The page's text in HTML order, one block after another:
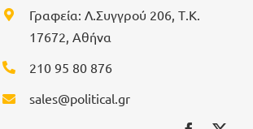
Γραφεία: Λ.Συγγρού 206, Τ.Κ.
17672, Αθήνα
210 95 80 876
sales@political.gr